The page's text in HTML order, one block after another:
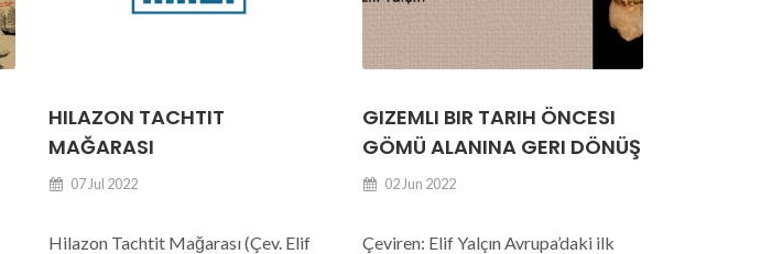
HILAZON TACHTIT
MAĞARASI
07 Jul 2022
Hilazon Tachtit Mağarası (Çev. Elif
GIZEMLI BIR TARIH ÖNCESI
GÖMÜ ALANINA GERI DÖNÜŞ
02 Jun 2022
Çeviren: Elif Yalçın Avrupa’daki ilk